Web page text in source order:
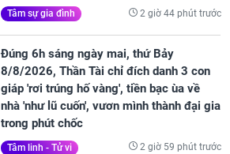
Tâm sự gia đình 2 giờ 44 phút trước
Đúng 6h sáng ngày mai, thứ Bảy
8/8/2026, Thần Tài chỉ đích danh 3 con
giáp 'rơi trúng hố vàng', tiền bạc ùa về
nhà 'như lũ cuốn', vươn mình thành đại gia
trong phút chốc
Tâm linh - Tử vi 2 giờ 59 phút trước